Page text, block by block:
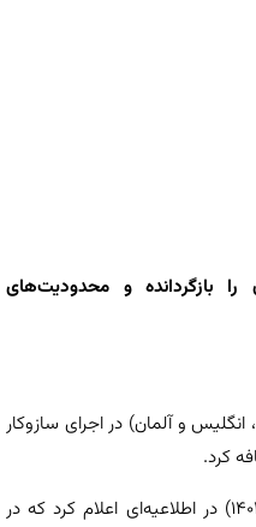
را بازگردانده و محدودیت‌های
و آلمان) در اجرای سازوکار
به گزارش همشهری‌آنلاین، وزارت دارایی انگلیس امروز (چهارشنبه ۹ مهرماه ۱۴۰۴) در اطلاعیه‌ای اعلام کرد که در